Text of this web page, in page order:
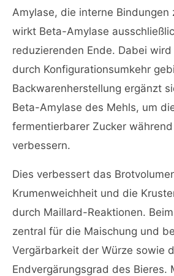
Amylase, die interne Bindungen
wirkt Beta-Amylase
reduzierenden Ende. Dabei
durch Konfigurationsumkehr
Backwarenherstellung ergänzt
Beta-Amylase des Mehls, um
fermentierbarer Zucker
verbessern.
Dies verbessert das
Krumenweichheit und die
durch Maillard-Reaktionen.
zentral für die Maischung und
Vergärbarkeit der Würze sowie
Endvergärungsgrad des Bieres.